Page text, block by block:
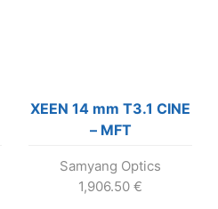
XEEN 14 mm T3.1 CINE
– MFT
Samyang Optics
1,906.50 €